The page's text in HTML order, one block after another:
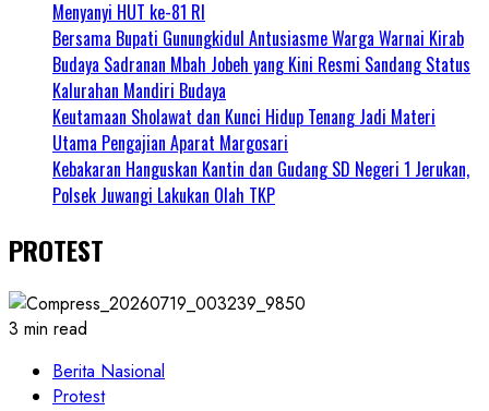
Menyanyi HUT ke-81 RI
Bersama Bupati Gunungkidul Antusiasme Warga Warnai Kirab
Budaya Sadranan Mbah Jobeh yang Kini Resmi Sandang Status
Kalurahan Mandiri Budaya
Keutamaan Sholawat dan Kunci Hidup Tenang Jadi Materi
Utama Pengajian Aparat Margosari
Kebakaran Hanguskan Kantin dan Gudang SD Negeri 1 Jerukan,
Polsek Juwangi Lakukan Olah TKP
PROTEST
3 min read
Berita Nasional
Protest